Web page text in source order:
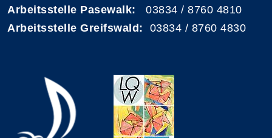
Arbeitsstelle Pasewalk: 03834 / 8760 4810
Arbeitsstelle Greifswald: 03834 / 8760 4830